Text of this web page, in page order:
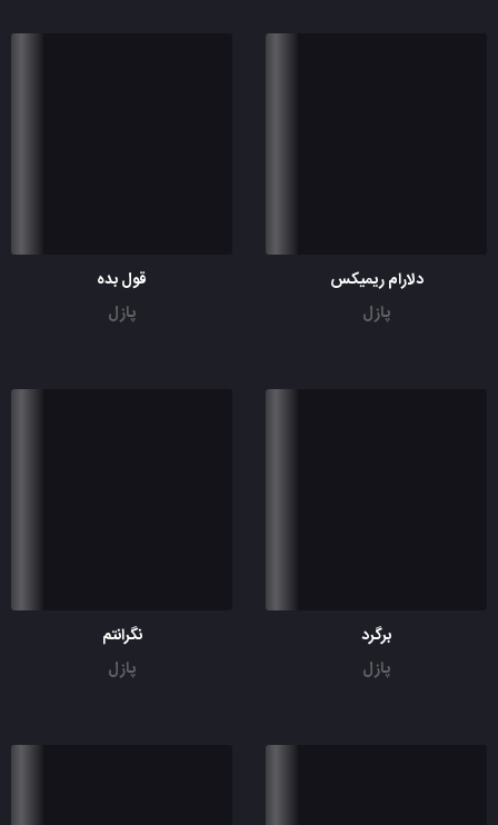
دلارام ریمیکس
پازل
قول بده
پازل
برگرد
پازل
نگرانتم
پازل